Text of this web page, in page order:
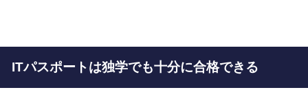
ITパスポートは独学でも十分に合格できる